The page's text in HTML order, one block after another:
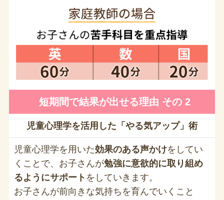
短期間で結果が出せる理由 その 2
児童心理学を活用した「やる気アップ」術
児童心理学を用いた効果のある声かけをしてい
くことで、お子さんが勉強に意欲的に取り組め
るようにサポート をしていきます。
お子さんが前向きな気持ちを育んでいくこと